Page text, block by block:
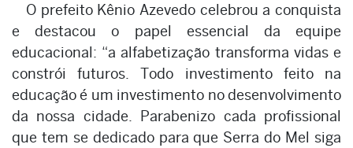
O prefeito Kênio Azevedo celebrou a conquista
e destacou o papel essencial da equipe
educacional: “a alfabetização transforma vidas e
constrói futuros. Todo investimento feito na
educação é um investimento no desenvolvimento
da nossa cidade. Parabenizo cada profissional
que tem se dedicado para que Serra do Mel siga